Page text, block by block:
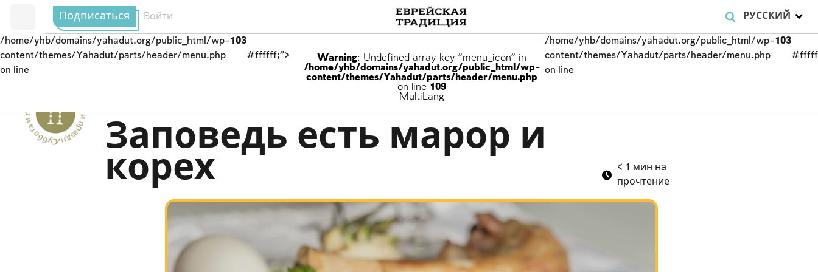
РУССКИЙ
Подписаться Войти
/home/yhb/domains/yahadut.org/public_html/wp-
content/themes/Yahadut/parts/header/menu.php
on line
103
#ffffff;">
Warning: Undefined array key "menu_icon" in
/home/yhb/domains/yahadut.org/public_html/wp-
content/themes/Yahadut/parts/header/menu.php
on line 109
MultiLang
/home/yhb/domains/yahadut.org/public_html/wp-
content/themes/Yahadut/parts/header/menu.php
on line
103
Суббота и праздники - Суббота и праздники -- Заповедь есть марор и
корех
< 1 мин на
прочтение